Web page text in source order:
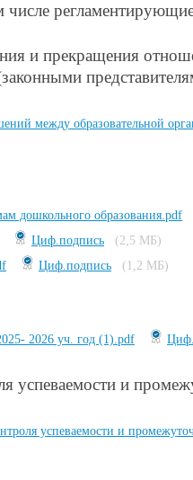
числе
и прекращения
между образовательной
дошкольного образования.pdf
Циф.подпись
(2,5 МБ)
Циф.подпись (1,2 МБ)
2026 уч. год (1).pdf
и
успеваемости и